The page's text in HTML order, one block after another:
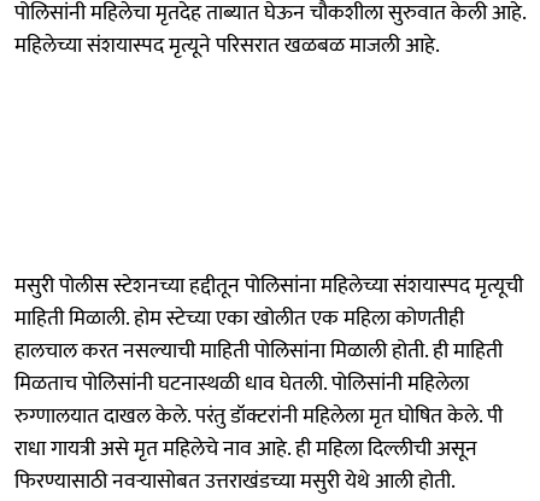
पोलिसांनी महिलेचा मृतदेह ताब्यात घेऊन चौकशीला सुरुवात केली आहे.
महिलेच्या संशयास्पद मृत्यूने परिसरात खळबळ माजली आहे.
मसुरी पोलीस स्टेशनच्या हद्दीतून पोलिसांना महिलेच्या संशयास्पद मृत्यूची
माहिती मिळाली. होम स्टेच्या एका खोलीत एक महिला कोणतीही
हालचाल करत नसल्याची माहिती पोलिसांना मिळाली होती. ही माहिती
मिळताच पोलिसांनी घटनास्थळी धाव घेतली. पोलिसांनी महिलेला
रुग्णालयात दाखल केले. परंतु डॉक्टरांनी महिलेला मृत घोषित केले. पी
राधा गायत्री असे मृत महिलेचे नाव आहे. ही महिला दिल्लीची असून
फिरण्यासाठी नवऱ्यासोबत उत्तराखंडच्या मसुरी येथे आली होती.